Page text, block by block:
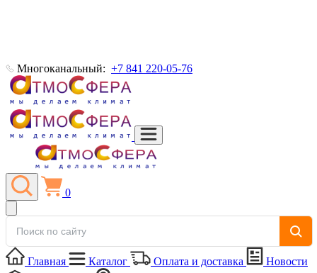
Многоканальный: +7 841 220-05-76
0
Главная Каталог Оплата и доставка
Новости